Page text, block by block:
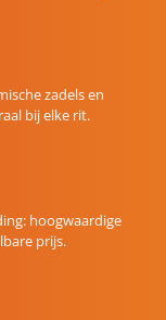
zadels en
bij elke rit.
hoogwaardige
prijs.